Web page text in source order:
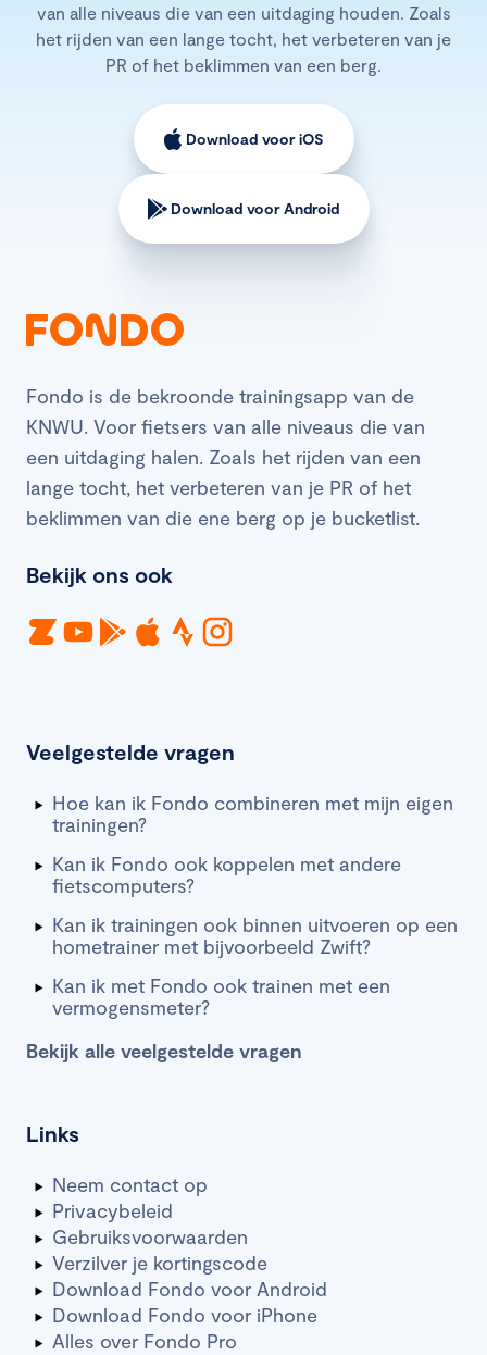
van alle niveaus die van een uitdaging houden. Zoals
het rijden van een lange tocht, het verbeteren van je
PR of het beklimmen van een berg.
Download voor iOS
Download voor Android
Fondo is de bekroonde trainingsapp van de
KNWU. Voor fietsers van alle niveaus die van
een uitdaging halen. Zoals het rijden van een
lange tocht, het verbeteren van je PR of het
beklimmen van die ene berg op je bucketlist.
Bekijk ons ook
Links
Neem contact op
Privacybeleid
Gebruiksvoorwaarden
Verzilver je kortingscode
Download Fondo voor Android
Download Fondo voor iPhone
Alles over Fondo Pro
Veelgestelde vragen
Hoe kan ik Fondo combineren met mijn eigen
trainingen?
Kan ik Fondo ook koppelen met andere
fietscomputers?
Kan ik trainingen ook binnen uitvoeren op een
hometrainer met bijvoorbeeld Zwift?
Kan ik met Fondo ook trainen met een
vermogensmeter?
Bekijk alle veelgestelde vragen